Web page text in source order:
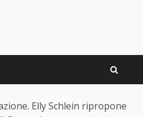
Elly Schlein ripropone